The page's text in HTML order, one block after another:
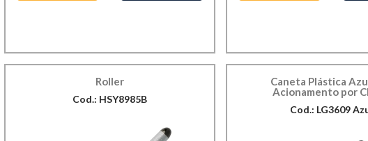
Roller
Cod.: HSY8985B
Caneta Plástica
Acionamento por
Cod.: LG3609